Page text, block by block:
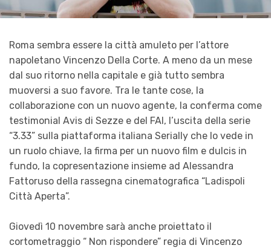
Roma sembra essere la città amuleto per l’attore
napoletano Vincenzo Della Corte. A meno da un mese
dal suo ritorno nella capitale e già tutto sembra
muoversi a suo favore. Tra le tante cose, la
collaborazione con un nuovo agente, la conferma come
testimonial Avis di Sezze e del FAI, l’uscita della serie
“3.33” sulla piattaforma italiana Serially che lo vede in
un ruolo chiave, la firma per un nuovo film e dulcis in
fundo, la copresentazione insieme ad Alessandra
Fattoruso della rassegna cinematografica “Ladispoli
Città Aperta”.
Giovedì 10 novembre sarà anche proiettato il
cortometraggio “ Non rispondere” regia di Vincenzo